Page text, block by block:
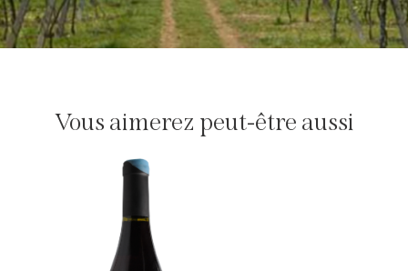
Vous aimerez peut-être aussi